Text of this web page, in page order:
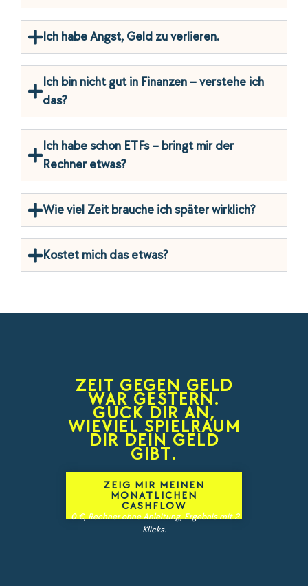
Ich habe Angst, Geld zu verlieren.
Ich bin nicht gut in Finanzen – verstehe ich
das?
Ich habe schon ETFs – bringt mir der
Rechner etwas?
Wie viel Zeit brauche ich später wirklich?
Kostet mich das etwas?
ZEIT GEGEN GELD
WAR GESTERN.
GUCK DIR AN,
WIEVIEL SPIELRAUM
DIR DEIN GELD
GIBT.
ZEIG MIR MEINEN
MONATLICHEN
CASHFLOW
0 €, Rechner ohne Anleitung, Ergebnis mit 2
Klicks.